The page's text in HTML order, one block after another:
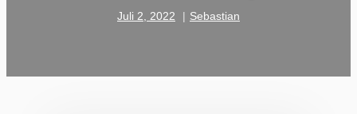
Juli 2, 2022 Sebastian